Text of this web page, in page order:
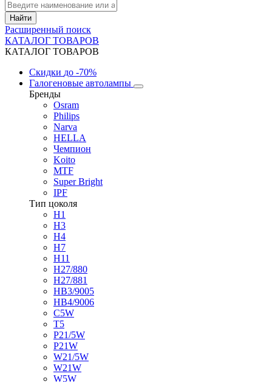
Расширенный поиск
КАТАЛОГ ТОВАРОВ
КАТАЛОГ ТОВАРОВ
Скидки до -70%
Галогеновые автолампы
Бренды
Osram
Philips
Narva
HELLA
Чемпион
Koito
MTF
Super Bright
IPF
Тип цоколя
H1
H3
H4
H7
H11
H27/880
H27/881
HB3/9005
HB4/9006
C5W
T5
P21/5W
P21W
W21/5W
W21W
W5W